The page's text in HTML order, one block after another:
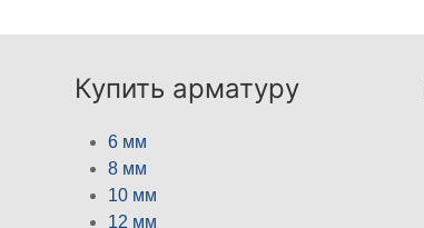
Купить арматуру
6 мм
8 мм
10 мм
12 мм